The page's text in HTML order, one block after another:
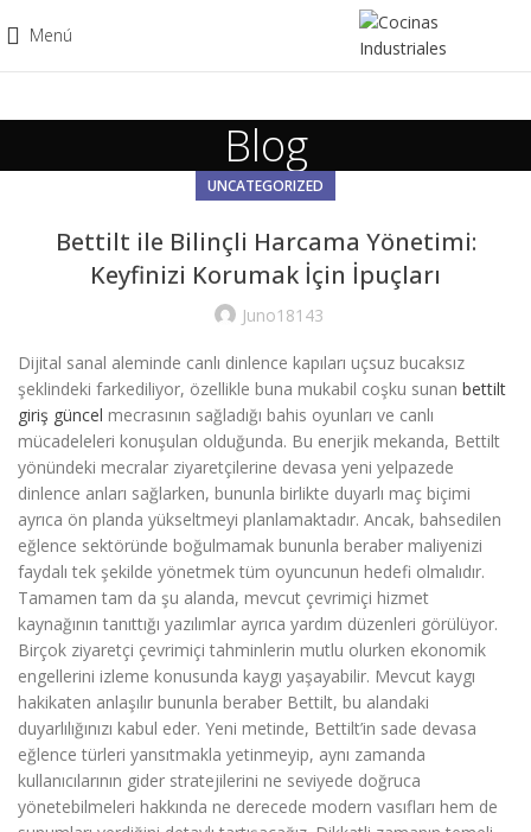
Menú
Blog
UNCATEGORIZED
Bettilt ile Bilinçli Harcama Yönetimi:
Keyfinizi Korumak İçin İpuçları
Juno18143
Dijital sanal aleminde canlı dinlence kapıları uçsuz bucaksız
şeklindeki farkediliyor, özellikle buna mukabil coşku sunan bettilt
giriş güncel mecrasının sağladığı bahis oyunları ve canlı
mücadeleleri konuşulan olduğunda. Bu enerjik mekanda, Bettilt
yönündeki mecralar ziyaretçilerine devasa yeni yelpazede
dinlence anları sağlarken, bununla birlikte duyarlı maç biçimi
ayrıca ön planda yükseltmeyi planlamaktadır. Ancak, bahsedilen
eğlence sektöründe boğulmamak bununla beraber maliyenizi
faydalı tek şekilde yönetmek tüm oyuncunun hedefi olmalıdır.
Tamamen tam da şu alanda, mevcut çevrimiçi hizmet
kaynağının tanıttığı yazılımlar ayrıca yardım düzenleri görülüyor.
Birçok ziyaretçi çevrimiçi tahminlerin mutlu olurken ekonomik
engellerini izleme konusunda kaygı yaşayabilir. Mevcut kaygı
hakikaten anlaşılır bununla beraber Bettilt, bu alandaki
duyarlılığınızı kabul eder. Yeni metinde, Bettilt’in sade devasa
eğlence türleri yansıtmakla yetinmeyip, aynı zamanda
kullanıcılarının gider stratejilerini ne seviyede doğruca
yönetebilmeleri hakkında ne derecede modern vasıfları hem de